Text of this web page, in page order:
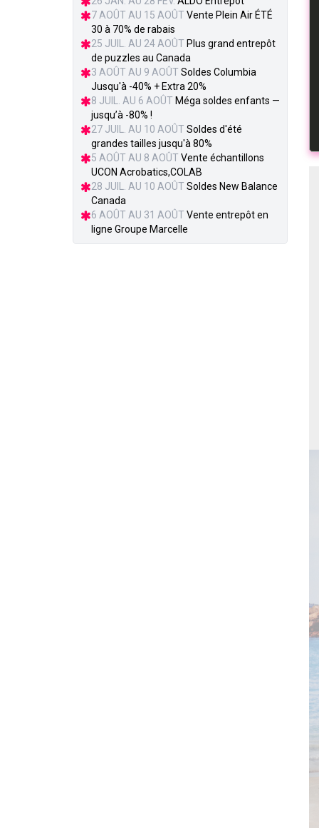
7 AOÛT AU 15 AOÛT Vente Plein Air ÉTÉ
30 à 70% de rabais
25 JUIL. AU 24 AOÛT Plus grand entrepôt
de puzzles au Canada
3 AOÛT AU 9 AOÛT Soldes Columbia
Jusqu'à -40% + Extra 20%
8 JUIL. AU 6 AOÛT Méga soldes enfants —
jusqu’à -80% !
27 JUIL. AU 10 AOÛT Soldes d'été
grandes tailles jusqu'à 80%
5 AOÛT AU 8 AOÛT Vente échantillons
UCON Acrobatics,COLAB
28 JUIL. AU 10 AOÛT Soldes New Balance
Canada
6 AOÛT AU 31 AOÛT Vente entrepôt en
ligne Groupe Marcelle